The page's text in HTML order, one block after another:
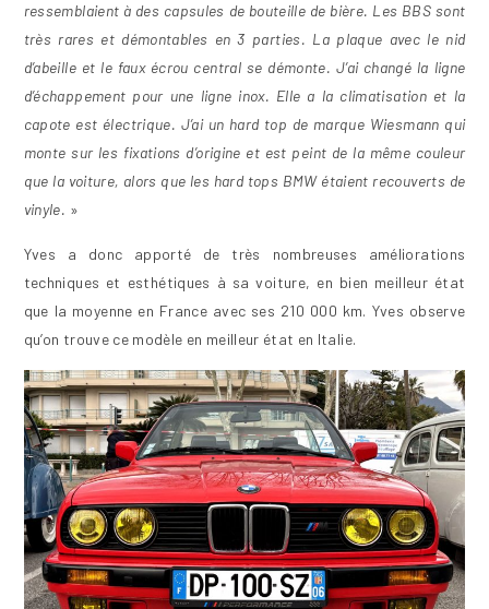
ressemblaient à des capsules de bouteille de bière. Les BBS sont
très rares et démontables en 3 parties. La plaque avec le nid
d’abeille et le faux écrou central se démonte. J’ai changé la ligne
d’échappement pour une ligne inox. Elle a la climatisation et la
capote est électrique. J’ai un hard top de marque Wiesmann qui
monte sur les fixations d’origine et est peint de la même couleur
que la voiture, alors que les hard tops BMW étaient recouverts de
vinyle. »
Yves a donc apporté de très nombreuses améliorations
techniques et esthétiques à sa voiture, en bien meilleur état
que la moyenne en France avec ses 210 000 km. Yves observe
qu’on trouve ce modèle en meilleur état en Italie.